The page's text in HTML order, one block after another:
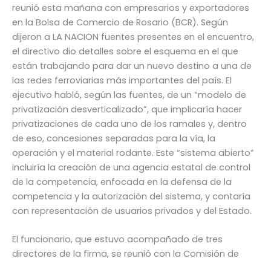
reunió esta mañana con empresarios y exportadores
en la Bolsa de Comercio de Rosario (BCR). Según
dijeron a LA NACION fuentes presentes en el encuentro,
el directivo dio detalles sobre el esquema en el que
están trabajando para dar un nuevo destino a una de
las redes ferroviarias más importantes del país. El
ejecutivo habló, según las fuentes, de un “modelo de
privatización desverticalizado”, que implicaría hacer
privatizaciones de cada uno de los ramales y, dentro
de eso, concesiones separadas para la vía, la
operación y el material rodante. Este “sistema abierto”
incluiría la creación de una agencia estatal de control
de la competencia, enfocada en la defensa de la
competencia y la autorización del sistema, y contaría
con representación de usuarios privados y del Estado.
El funcionario, que estuvo acompañado de tres
directores de la firma, se reunió con la Comisión de